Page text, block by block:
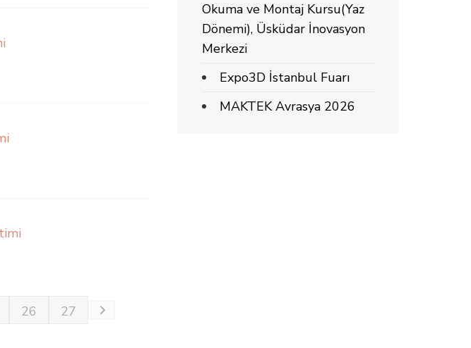
26 27
Okuma ve Montaj Kursu(Yaz
Dönemi), Üsküdar İnovasyon
Merkezi
Expo3D İstanbul Fuarı
MAKTEK Avrasya 2026